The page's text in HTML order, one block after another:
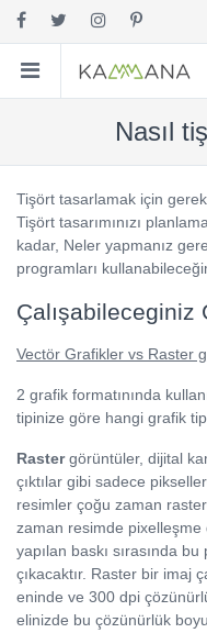
Nasıl
Tişört tasarlamak için
Tişört tasarımınızı
kadar, Neler yapmanız
programları
Çalışabileceginiz
Vectör Grafikler vs Raster
2 grafik formatınında
tipinize göre hangi grafik
Rastergörüntüler, dijital
çıktılar gibi sadece
resimler çoğu zaman
zaman resimde
yapılan baskı sırasında
çıkacaktır. Raster bir imaj
eninde ve 300 dpi
elinizde bu çözünürlük